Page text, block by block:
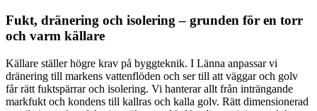
Fukt, dränering och isolering – grunden för en torr
och varm källare
Källare ställer högre krav på byggteknik. I Länna anpassar vi
dränering till markens vattenflöden och ser till att väggar och golv
får rätt fuktspärrar och isolering. Vi hanterar allt från inträngande
markfukt och kondens till kallras och kalla golv. Rätt dimensionerad